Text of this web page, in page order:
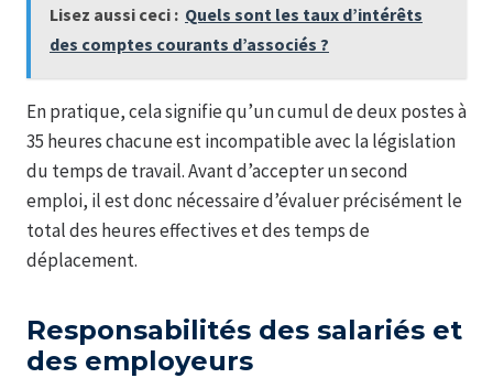
Lisez aussi ceci : Quels sont les taux d’intérêts
des comptes courants d’associés ?
En pratique, cela signifie qu’un cumul de deux postes à
35 heures chacune est incompatible avec la législation
du temps de travail. Avant d’accepter un second
emploi, il est donc nécessaire d’évaluer précisément le
total des heures effectives et des temps de
déplacement.
Responsabilités des salariés et
des employeurs